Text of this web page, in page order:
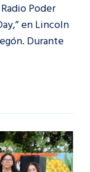
Poder
en Lincoln
Durante